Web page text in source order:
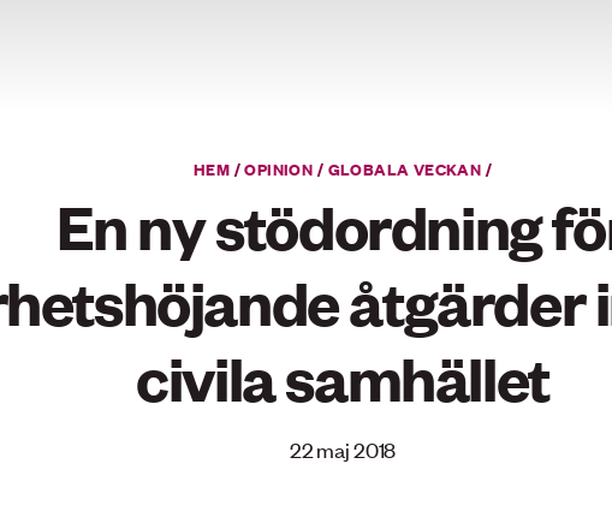
HEM /OPINION / GLOBALA VECKAN /
En ny stödordning
åtgärder
civila samhället
22 maj 2018